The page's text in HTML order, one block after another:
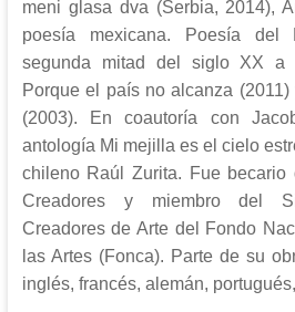
meni glasa dva (Serbia, 2014),
poesía mexicana. Poesía
segunda mitad del siglo XX a
Porque el país no alcanza
(2003). En coautoría con
antología Mi mejilla es el cielo
chileno Raúl Zurita. Fue becario
Creadores y miembro del
Creadores de Arte del Fondo
las Artes (Fonca). Parte de su
inglés, francés, alemán,